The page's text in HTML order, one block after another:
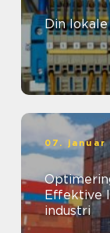
Din
07. januar
Effektive
industri